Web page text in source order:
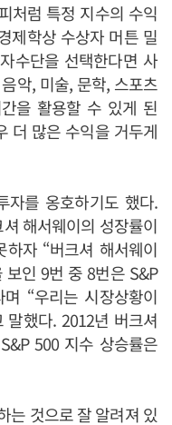
처럼 특정 지수의 수익
제학상 수상자 머튼 밀
수단을 선택한다면 사
악, 미술, 문학, 스포츠
을 활용할 수 있게 된
더 많은 수익을 거두게
자를 옹호하기도 했다.
해서웨이의 성장률이
자 “버크셔 해서웨이
인 9번 중 8번은 S&P
“우리는 시장상황이
했다. 2012년 버크셔
500 지수 상승률은
는 것으로 잘 알려져 있